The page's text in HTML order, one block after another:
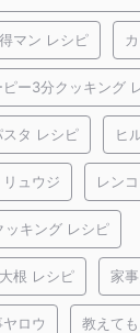
マン レシピ
ピー3分クッキング
スタ レシピ ヒ
リュウジ レン
ッキング レシピ
大根 レシピ 家
ロウ 教えて